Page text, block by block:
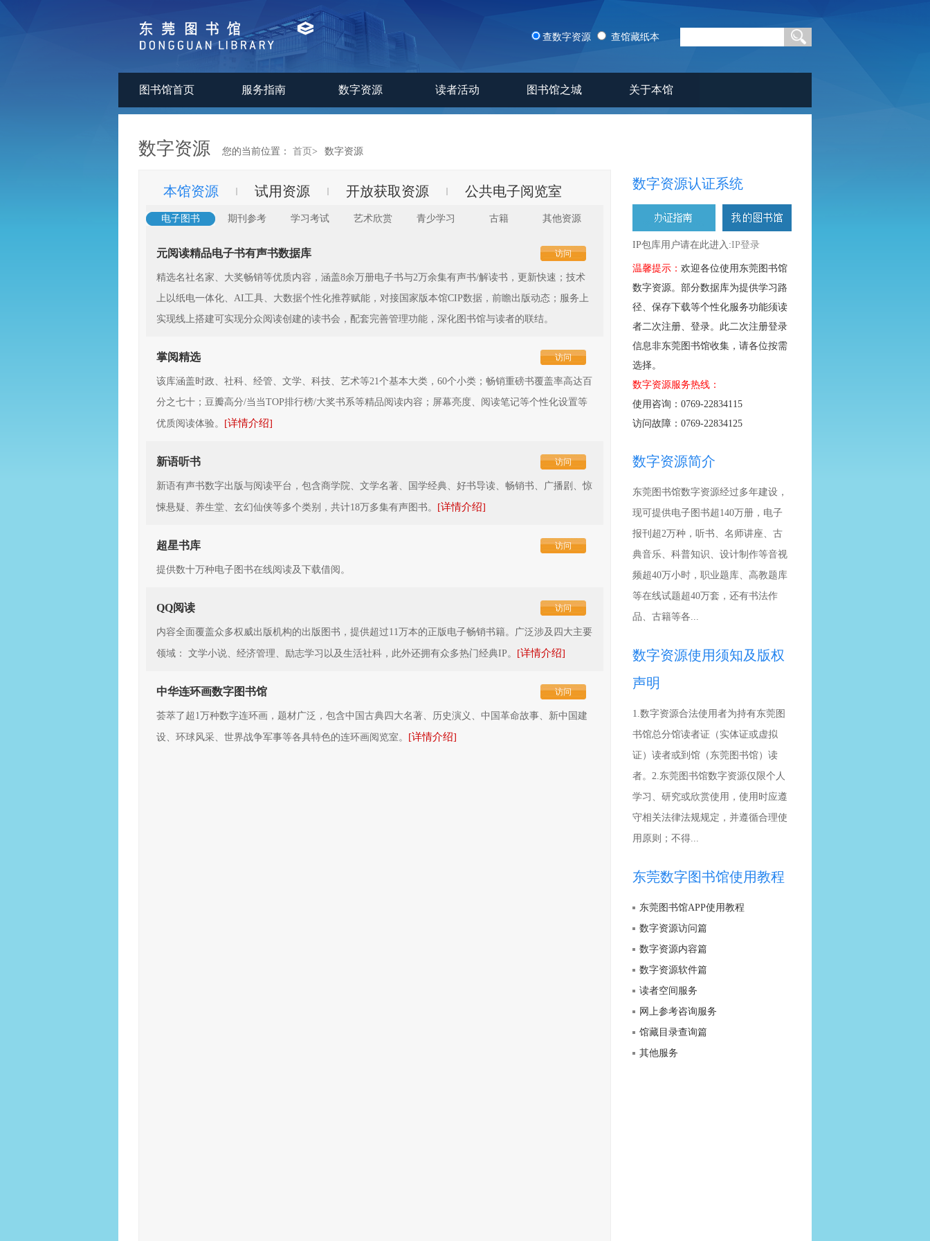
查数字资源 查馆藏纸本
图书馆首页 服务指南 数字资源 读者活动 图书馆之城 关于本馆
数字资源 您的当前位置： 首页 > 数字资源
本馆资源 试用资源 开放获取资源 公共电子阅览室 数字资源认证系统
IP包库用户请在此进入:IP登录
温馨提示： 欢迎各位使用东莞图书馆
数字资源。部分数据库为提供学习路
径、保存下载等个性化服务功能须读
者二次注册、登录。此二次注册登录
信息非东莞图书馆收集，请各位按需
选择。
数字资源服务热线：
使用咨询：0769-22834115
访问故障：0769-22834125
数字资源简介
东莞图书馆数字资源经过多年建设，
现可提供电子图书超140万册，电子
报刊超2万种，听书、名师讲座、古
典音乐、科普知识、设计制作等音视
频超40万小时，职业题库、高教题库
等在线试题超40万套，还有书法作
品、古籍等各...
数字资源使用须知及版权
声明
1.数字资源合法使用者为持有东莞图
书馆总分馆读者证（实体证或虚拟
证）读者或到馆（东莞图书馆）读
者。2.东莞图书馆数字资源仅限个人
学习、研究或欣赏使用，使用时应遵
守相关法律法规规定，并遵循合理使
用原则；不得...
东莞数字图书馆使用教程
东莞图书馆APP使用教程
数字资源访问篇
数字资源内容篇
数字资源软件篇
读者空间服务
网上参考咨询服务
馆藏目录查询篇
其他服务